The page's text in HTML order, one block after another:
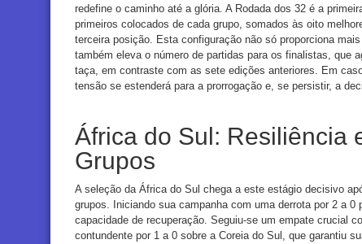
redefine o caminho até a glória. A Rodada dos 32 é a
primeiros colocados de cada grupo, somados às oito
terceira posição. Esta configuração não só proporciona
também eleva o número de partidas para os finalistas, que
taça, em contraste com as sete edições anteriores. Em
tensão se estenderá para a prorrogação e, se persistir, a
África do Sul: Resiliência
Grupos
A seleção da África do Sul chega a este estágio decisivo
grupos. Iniciando sua campanha com uma derrota por 2 a 0
capacidade de recuperação. Seguiu-se um empate crucial
contundente por 1 a 0 sobre a Coreia do Sul, que garantiu